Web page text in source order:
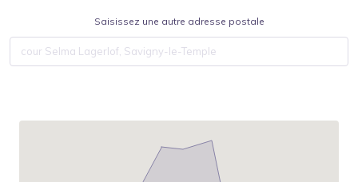
Saisissez une autre adresse postale